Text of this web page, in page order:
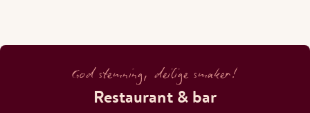
God stemning, deilige smaker!
Restaurant & bar